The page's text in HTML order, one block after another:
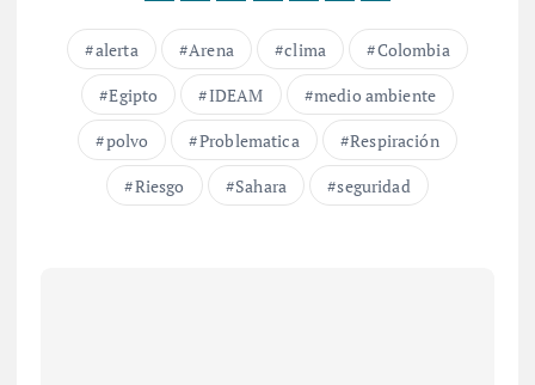
alerta Arena clima
Colombia
Egipto
IDEAM
medio ambiente
polvo
Problematica
Respiración
Riesgo
Sahara seguridad